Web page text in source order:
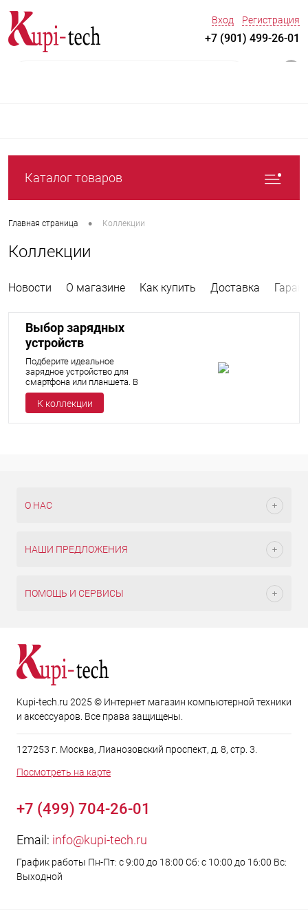
Вход Регистрация
+7 (901) 499-26-01
Каталог товаров
Главная страница • Коллекции
Коллекции
Новости О магазине Как купить Доставка
Выбор зарядных
устройств
Подберите идеальное
зарядное устройство для
смартфона или планшета. В
этой коллекции мы
собрали лучшие модели с
поддержкой быстрой
зарядки, компактным
К коллекции
О НАС
НАШИ ПРЕДЛОЖЕНИЯ
ПОМОЩЬ И СЕРВИСЫ
Kupi-tech.ru 2025 © Интернет магазин компьютерной техники
и аксессуаров. Все права защищены.
127253 г. Москва, Лианозовский проспект, д. 8, стр. 3.
Посмотреть на карте
+7 (499) 704-26-01
Email: info@kupi-tech.ru
График работы Пн-Пт: с 9:00 до 18:00 Сб: с 10:00 до 16:00 Вс:
Выходной